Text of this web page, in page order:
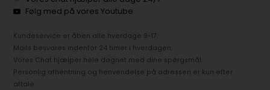
Følg med på vores Youtube
Kundeservice er åben alle hverdage 9-17.
Mails besvares indenfor 24 timer i hverdagen.
Vores Chat hjælper hele døgnet med dine spørgsmål.
Personlig afhentning og henvendelse på adressen er kun efter
aftale.